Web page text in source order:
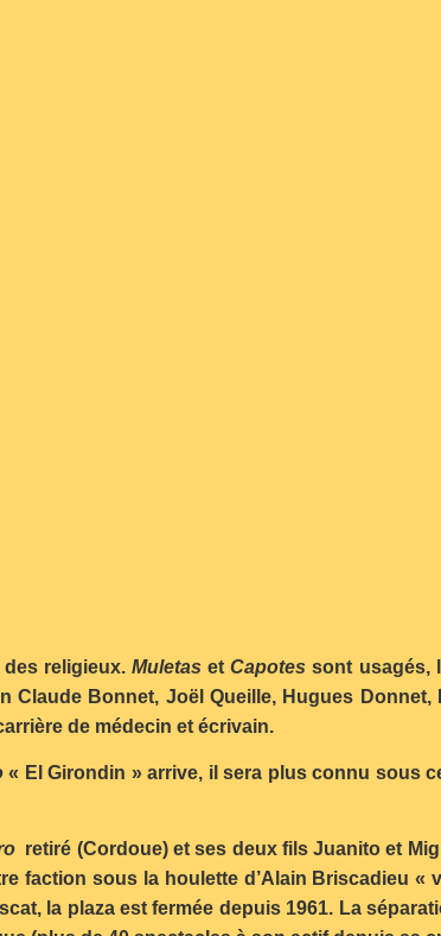
des religieux. Muletas etCapotes sont usagés,
Claude Bonnet, Joël Queille, Hugues
de médecin et écrivain.
« El Girondin » arrive, il sera plus connu sous
retiré (Cordoue) et ses deux fils Juanito et
faction sous la houlette d’Alain Briscadieu «
la plaza est fermée depuis 1961. La